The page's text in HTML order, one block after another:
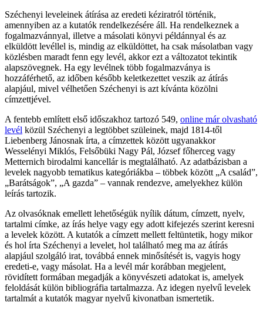
Széchenyi leveleinek átírása az eredeti kéziratról történik,
amennyiben az a kutatók rendelkezésére áll. Ha rendelkeznek a
fogalmazvánnyal, illetve a másolati könyvi példánnyal és az
elküldött levéllel is, mindig az elküldöttet, ha csak másolatban vagy
közlésben maradt fenn egy levél, akkor ezt a változatot tekintik
alapszövegnek. Ha egy levélnek több fogalmazványa is
hozzáférhető, az időben később keletkezettet veszik az átírás
alapjául, mivel vélhetően Széchenyi is azt kívánta közölni
címzettjével.
A fentebb említett első időszakhoz tartozó 549, online már olvasható
levél közül Széchenyi a legtöbbet szüleinek, majd 1814-től
Liebenberg Jánosnak írta, a címzettek között ugyanakkor
Wesselényi Miklós, Felsőbüki Nagy Pál, József főherceg vagy
Metternich birodalmi kancellár is megtalálható. Az adatbázisban a
levelek nagyobb tematikus kategóriákba ‒ többek között „A család”,
„Barátságok”, „A gazda” ‒ vannak rendezve, amelyekhez külön
leírás tartozik.
Az olvasóknak emellett lehetőségük nyílik dátum, címzett, nyelv,
tartalmi címke, az írás helye vagy egy adott kifejezés szerint keresni
a levelek között. A kutatók a címzett mellett feltüntetik, hogy mikor
és hol írta Széchenyi a levelet, hol található meg ma az átírás
alapjául szolgáló irat, továbbá ennek minősítését is, vagyis hogy
eredeti-e, vagy másolat. Ha a levél már korábban megjelent,
rövidített formában megadják a könyvészeti adatokat is, amelyek
feloldását külön bibliográfia tartalmazza. Az idegen nyelvű levelek
tartalmát a kutatók magyar nyelvű kivonatban ismertetik.